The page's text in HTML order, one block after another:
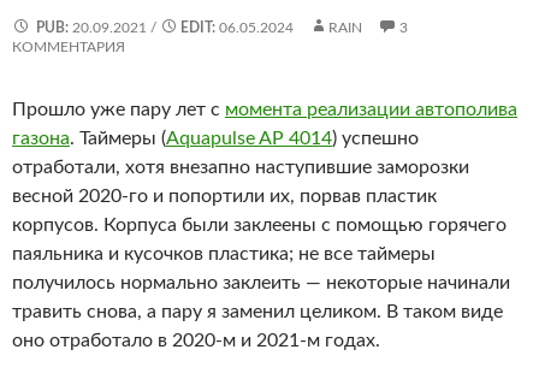
PUB: 20.09.2021 / EDIT: 06.05.2024 RAIN
3
КОММЕНТАРИЯ
Прошло уже пару лет с момента реализации автополива
газона. Таймеры (Aquapulse AP 4014) успешно
отработали, хотя внезапно наступившие заморозки
весной 2020-го и попортили их, порвав пластик
корпусов. Корпуса были заклеены с помощью горячего
паяльника и кусочков пластика; не все таймеры
получилось нормально заклеить — некоторые начинали
травить снова, а пару я заменил целиком. В таком виде
оно отработало в 2020-м и 2021-м годах.